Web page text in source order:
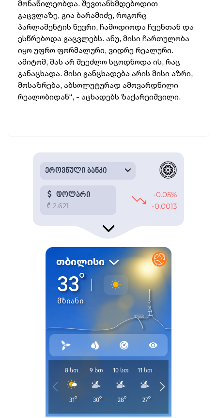
მონაწილეობდა. შევთანხმდებოდით
გაცვლაზე, გია ბარამიძე, როგორც
პარლამენტის წევრი, ჩამოდიოდა ჩვენთან და
ესწრებოდა გაცვლებს. ანუ, მისი ჩართულობა
იყო უფრო ფორმალური, ვიდრე რეალური.
ამიტომ, მას არ შეეძლო სცოდნოდა ის, რაც
განაცხადა. მისი განცხადება არის მისი აზრი,
მოსაზრება, აბსოლუტურად ამოვარდნილი
რეალობიდან“, - აცხადებს ზაქარეიშვილი.